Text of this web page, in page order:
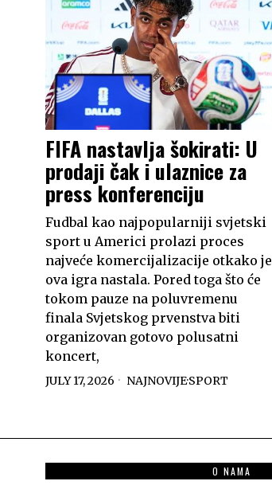
FIFA nastavlja šokirati: U
prodaji čak i ulaznice za
press konferenciju
Fudbal kao najpopularniji svjetski
sport u Americi prolazi proces
najveće komercijalizacije otkako je
ova igra nastala. Pored toga što će
tokom pauze na poluvremenu
finala Svjetskog prvenstva biti
organizovan gotovo polusatni
koncert,
JULY 17, 2026 NAJNOVIJE·SPORT
O NAMA